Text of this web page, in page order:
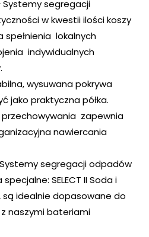
Systemy segregacji
w kwestii ilości koszy
spełnienia lokalnych
indywidualnych
wysuwana pokrywa
jako praktyczna półka.
zapewnia
nawiercania
segregacji odpadów
SELECT II Soda i
są idealnie dopasowane do
naszymi bateriami